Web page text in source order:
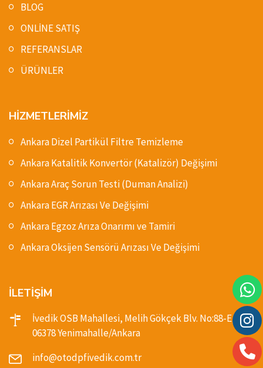
BLOG
ONLİNE SATIŞ
REFERANSLAR
ÜRÜNLER
HİZMETLERİMİZ
Ankara Dizel Partikül Filtre Temizleme
Ankara Katalitik Konvertör (Katalizör) Değişimi
Ankara Araç Sorun Testi (Duman Analizi)
Ankara EGR Arızası Ve Değişimi
Ankara Egzoz Arıza Onarımı ve Tamiri
Ankara Oksijen Sensörü Arızası Ve Değişimi
İLETİŞİM
İvedik OSB Mahallesi, Melih Gökçek Blv. No:88-E,
06378 Yenimahalle/Ankara
info@otodpfivedik.com.tr